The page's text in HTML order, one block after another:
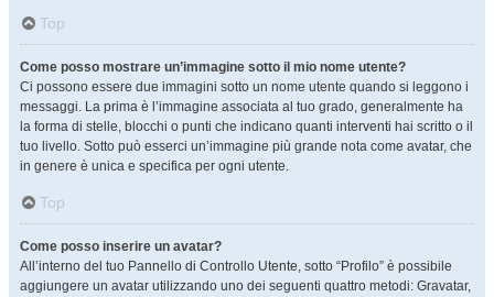
Top
Come posso mostrare un’immagine sotto il mio nome utente?
Ci possono essere due immagini sotto un nome utente quando si leggono i
messaggi. La prima è l’immagine associata al tuo grado, generalmente ha
la forma di stelle, blocchi o punti che indicano quanti interventi hai scritto o il
tuo livello. Sotto può esserci un’immagine più grande nota come avatar, che
in genere è unica e specifica per ogni utente.
Top
Come posso inserire un avatar?
All’interno del tuo Pannello di Controllo Utente, sotto “Profilo” è possibile
aggiungere un avatar utilizzando uno dei seguenti quattro metodi: Gravatar,